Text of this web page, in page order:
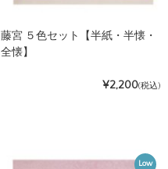
藤宮 ５色セット【半紙・半懐・
全懐】
¥2,200(税込)
Low